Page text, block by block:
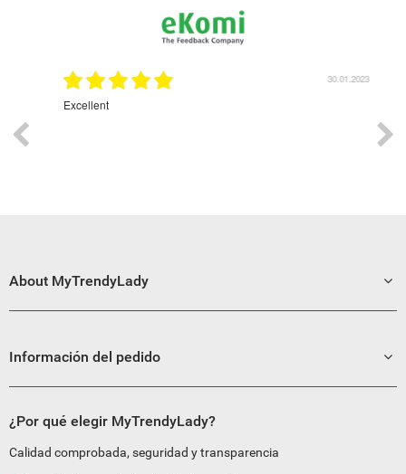
30.01.2023
Excellent
About MyTrendyLady
Información del pedido
¿Por qué elegir MyTrendyLady?
Calidad comprobada, seguridad y transparencia